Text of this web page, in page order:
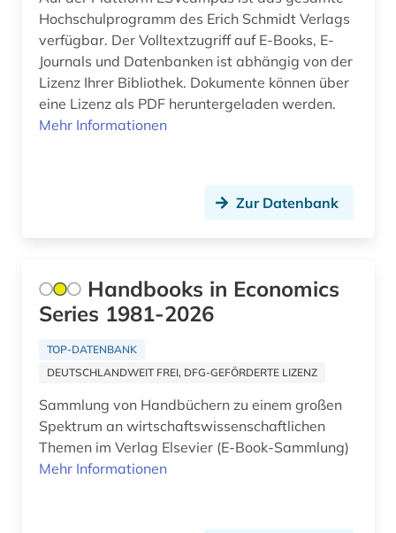
Hochschulprogramm des Erich Schmidt Verlags
verfügbar. Der Volltextzugriff auf E-Books, E-
Journals und Datenbanken ist abhängig von der
Lizenz Ihrer Bibliothek. Dokumente können über
eine Lizenz als PDF heruntergeladen werden.
Mehr Informationen
Zur Datenbank
Handbooks in Economics
Series 1981-2026
TOP-DATENBANK
DEUTSCHLANDWEIT FREI, DFG-GEFÖRDERTE LIZENZ
Sammlung von Handbüchern zu einem großen
Spektrum an wirtschaftswissenschaftlichen
Themen im Verlag Elsevier (E-Book-Sammlung)
Mehr Informationen